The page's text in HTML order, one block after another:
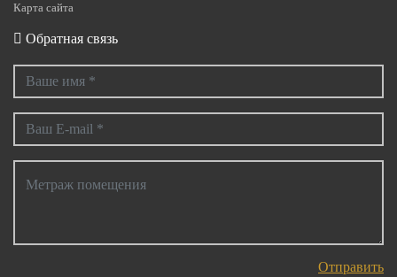
Карта сайта
Обратная связь
Отправить